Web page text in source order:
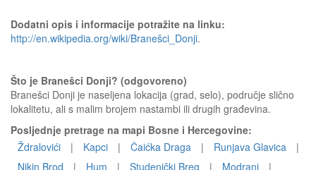
Dodatni opis i informacije potražite na linku:
http://en.wikipedia.org/wiki/Branešci_Donji.
Što je Branešci Donji? (odgovoreno)
Branešci Donji je naseljena lokacija (grad, selo), područje slično
lokalitetu, ali s malim brojem nastambi ili drugih građevina.
Posljednje pretrage na mapi Bosne i Hercegovine:
Ždralovići
| Kapci | Čaićka Draga | Runjava Glavica
|
Nikin Brod
| Hum | Studenički Breg | Modrani |